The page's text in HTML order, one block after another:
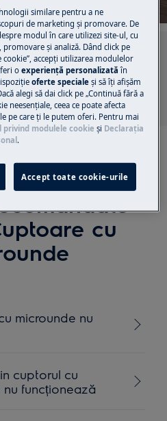
noastre de suport
cu
microunde nu
cuptorul cu
funcționează
similare pentru a ne
de marketing și promovare. De
modul în care utilizezi site-ul, cu
și analiză. Dând click pe
accepţi utilizarea modulelor
oexperienţă personalizată în
oferte speciale și să îţi afișăm
alegi să dai click pe „Continuă fără a
neesenţiale, ceea ce poate afecta
pe care ţi le putem oferi. Pentru mai
privind modulele cookie și Declaraţia
.
Accept toate cookie-urile